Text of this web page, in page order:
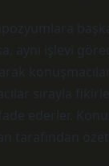
aynı işlevi
sırayla
ederler.
tarafından